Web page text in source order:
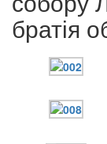
братія